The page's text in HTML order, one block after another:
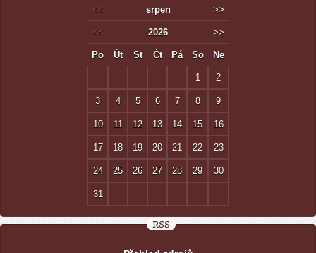
<< srpen >>
<< 2026 >>
Po Út St Čt Pá So Ne
1 2
3 4 5 6 7 8 9
10 11 12 13 14 15 16
17 18 19 20 21 22 23
24 25 26 27 28 29 30
31
RSS